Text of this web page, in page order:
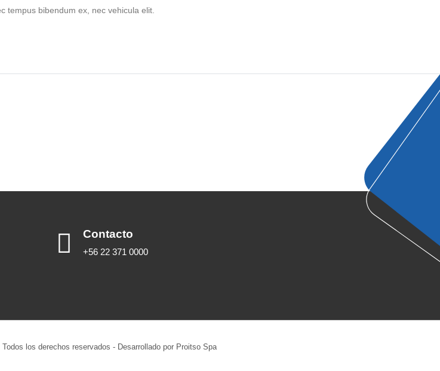
tempus bibendum ex, nec vehicula elit.
Contacto
+56 22 371 0000
los derechos reservados - Desarrollado por Proitso Spa